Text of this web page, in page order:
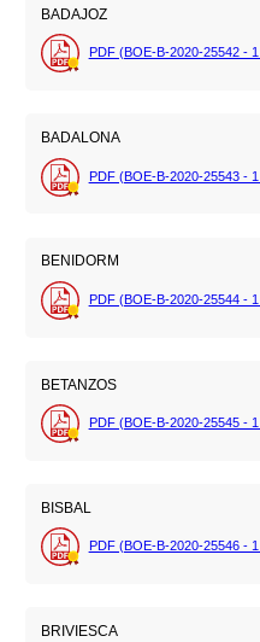
BADAJOZ
PDF (BOE-B-2020-25542 - 1
BADALONA
PDF (BOE-B-2020-25543 - 1
BENIDORM
PDF (BOE-B-2020-25544 - 1
BETANZOS
PDF (BOE-B-2020-25545 - 1
BISBAL
PDF (BOE-B-2020-25546 - 1
BRIVIESCA